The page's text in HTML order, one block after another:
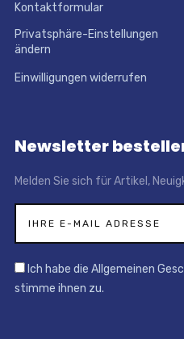
Kontaktformular
Privatsphäre-Einstellungen
ändern
Einwilligungen widerrufen
Newsletter
Melden Sie sich für Artikel,
Ich habe die Allgemeinen
stimme ihnen zu.